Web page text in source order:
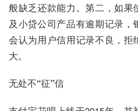
般缺乏还款能力。第二，如果
及小贷公司产品有逾期记录，
会认为用户信用记录不良，拒
大。
无处不“征”信